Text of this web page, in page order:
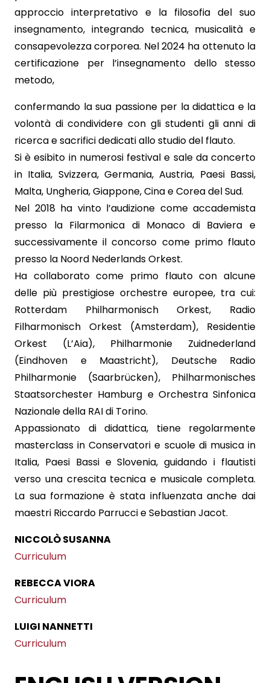
approccio interpretativo e la filosofia del suo
insegnamento, integrando tecnica, musicalità e
consapevolezza corporea. Nel 2024 ha ottenuto la
certificazione per l’insegnamento dello stesso
metodo,
confermando la sua passione per la didattica e la
volontà di condividere con gli studenti gli anni di
ricerca e sacrifici dedicati allo studio del flauto.
Si è esibito in numerosi festival e sale da concerto
in Italia, Svizzera, Germania, Austria, Paesi Bassi,
Malta, Ungheria, Giappone, Cina e Corea del Sud.
Nel 2018 ha vinto l’audizione come accademista
presso la Filarmonica di Monaco di Baviera e
successivamente il concorso come primo flauto
presso la Noord Nederlands Orkest.
Ha collaborato come primo flauto con alcune
delle più prestigiose orchestre europee, tra cui:
Rotterdam Philharmonisch Orkest, Radio
Filharmonisch Orkest (Amsterdam), Residentie
Orkest (L’Aia), Philharmonie Zuidnederland
(Eindhoven e Maastricht), Deutsche Radio
Philharmonie (Saarbrücken), Philharmonisches
Staatsorchester Hamburg e Orchestra Sinfonica
Nazionale della RAI di Torino.
Appassionato di didattica, tiene regolarmente
masterclass in Conservatori e scuole di musica in
Italia, Paesi Bassi e Slovenia, guidando i flautisti
verso una crescita tecnica e musicale completa.
La sua formazione è stata influenzata anche dai
maestri Riccardo Parrucci e Sebastian Jacot.
NICCOLÒ SUSANNA
Curriculum
REBECCA VIORA
Curriculum
LUIGI NANNETTI
Curriculum